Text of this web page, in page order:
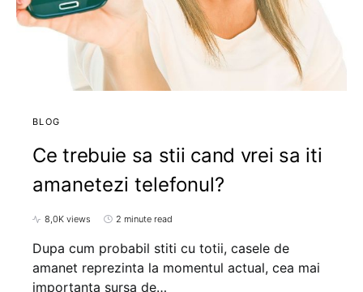
BLOG
Ce trebuie sa stii cand vrei sa iti
amanetezi telefonul?
8,0K views 2 minute read
Dupa cum probabil stiti cu totii, casele de
amanet reprezinta la momentul actual, cea mai
importanta sursa de…